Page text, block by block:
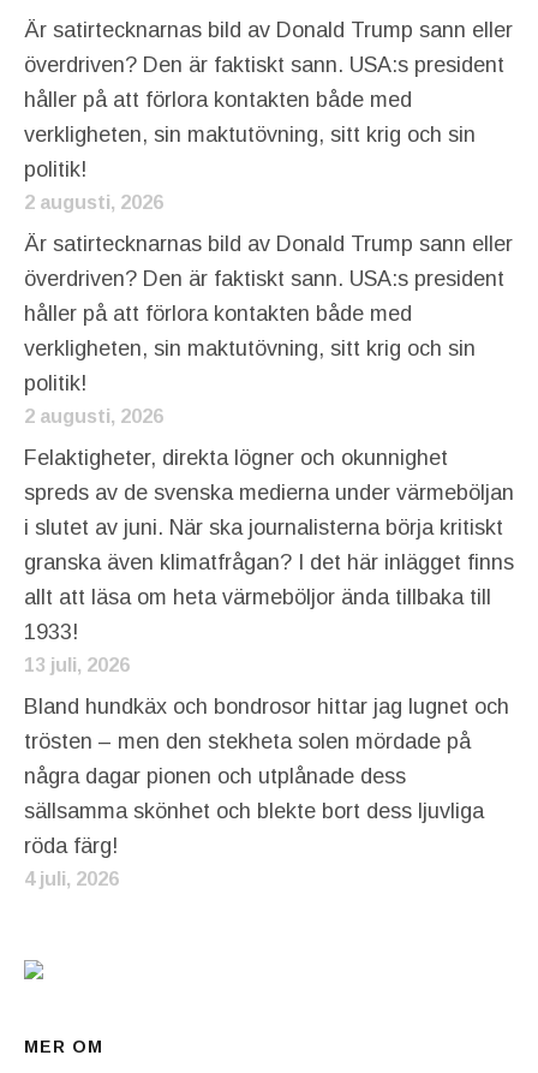
Är satirtecknarnas bild av Donald Trump sann eller
överdriven? Den är faktiskt sann. USA:s president
håller på att förlora kontakten både med
verkligheten, sin maktutövning, sitt krig och sin
politik!
2 augusti, 2026
Är satirtecknarnas bild av Donald Trump sann eller
överdriven? Den är faktiskt sann. USA:s president
håller på att förlora kontakten både med
verkligheten, sin maktutövning, sitt krig och sin
politik!
2 augusti, 2026
Felaktigheter, direkta lögner och okunnighet
spreds av de svenska medierna under värmeböljan
i slutet av juni. När ska journalisterna börja kritiskt
granska även klimatfrågan? I det här inlägget finns
allt att läsa om heta värmeböljor ända tillbaka till
1933!
13 juli, 2026
Bland hundkäx och bondrosor hittar jag lugnet och
trösten – men den stekheta solen mördade på
några dagar pionen och utplånade dess
sällsamma skönhet och blekte bort dess ljuvliga
röda färg!
4 juli, 2026
MER OM